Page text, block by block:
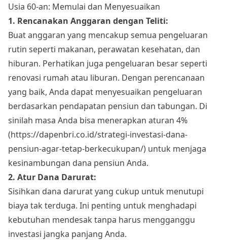
Usia 60-an: Memulai dan Menyesuaikan
1. Rencanakan Anggaran dengan Teliti:
Buat anggaran yang mencakup semua pengeluaran
rutin seperti makanan, perawatan kesehatan, dan
hiburan. Perhatikan juga pengeluaran besar seperti
renovasi rumah atau liburan. Dengan perencanaan
yang baik, Anda dapat menyesuaikan pengeluaran
berdasarkan pendapatan pensiun dan tabungan. Di
sinilah masa Anda bisa menerapkan aturan 4%
(https://dapenbri.co.id/strategi-investasi-dana-
pensiun-agar-tetap-berkecukupan/) untuk menjaga
kesinambungan dana pensiun Anda.
2. Atur Dana Darurat:
Sisihkan dana darurat yang cukup untuk menutupi
biaya tak terduga. Ini penting untuk menghadapi
kebutuhan mendesak tanpa harus mengganggu
investasi jangka panjang Anda.